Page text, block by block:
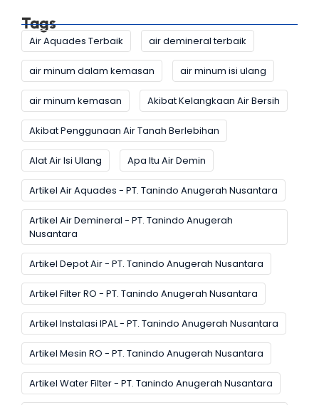
Tags
Air Aquades Terbaik air demineral terbaik
air minum dalam kemasan air minum isi ulang
air minum kemasan Akibat Kelangkaan Air Bersih
Akibat Penggunaan Air Tanah Berlebihan
Alat Air Isi Ulang Apa Itu Air Demin
Artikel Air Aquades - PT. Tanindo Anugerah Nusantara
Artikel Air Demineral - PT. Tanindo Anugerah
Nusantara
Artikel Depot Air - PT. Tanindo Anugerah Nusantara
Artikel Filter RO - PT. Tanindo Anugerah Nusantara
Artikel Instalasi IPAL - PT. Tanindo Anugerah Nusantara
Artikel Mesin RO - PT. Tanindo Anugerah Nusantara
Artikel Water Filter - PT. Tanindo Anugerah Nusantara